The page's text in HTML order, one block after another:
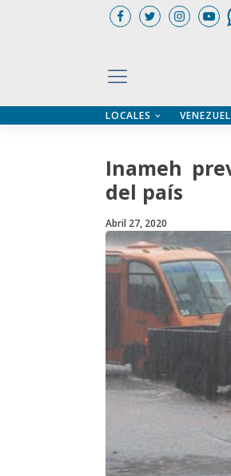
LOCALES
Inameh
del país
Abril 27, 2020